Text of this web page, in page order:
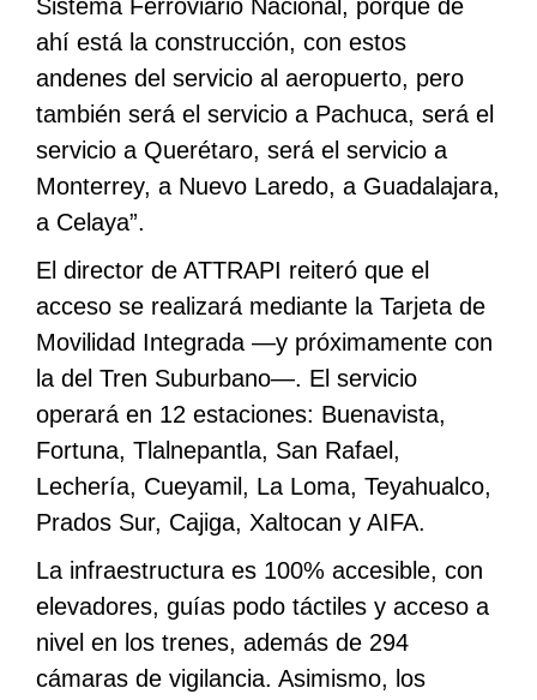
Sistema Ferroviario Nacional, porque de
ahí está la construcción, con estos
andenes del servicio al aeropuerto, pero
también será el servicio a Pachuca, será el
servicio a Querétaro, será el servicio a
Monterrey, a Nuevo Laredo, a Guadalajara,
a Celaya”.
El director de ATTRAPI reiteró que el
acceso se realizará mediante la Tarjeta de
Movilidad Integrada —y próximamente con
la del Tren Suburbano—. El servicio
operará en 12 estaciones: Buenavista,
Fortuna, Tlalnepantla, San Rafael,
Lechería, Cueyamil, La Loma, Teyahualco,
Prados Sur, Cajiga, Xaltocan y AIFA.
La infraestructura es 100% accesible, con
elevadores, guías podo táctiles y acceso a
nivel en los trenes, además de 294
cámaras de vigilancia. Asimismo, los